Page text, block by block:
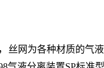
丝网为各种材质的气